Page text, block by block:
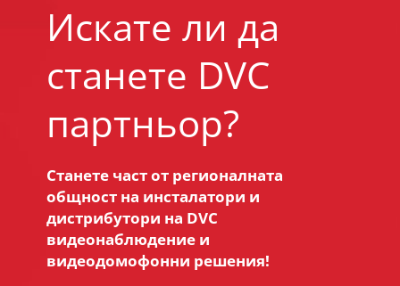
Искате ли да
станете DVC
партньор?
Станете част от регионалната
общност на инсталатори и
дистрибутори на DVC
видеонаблюдение и
видеодомофонни решения!